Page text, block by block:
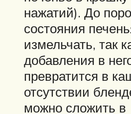
нажатий). До
состояния
измельчать, так
добавления в
превратится в
отсутствии
можно сложить в